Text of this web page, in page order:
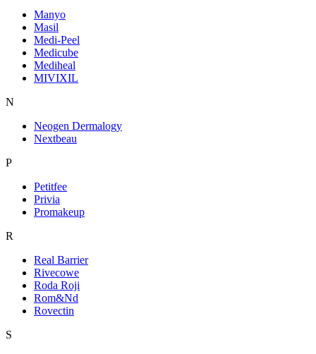
Manyo
Masil
Medi-Peel
Medicube
Mediheal
MIVIXIL
N
Neogen Dermalogy
Nextbeau
P
Petitfee
Privia
Promakeup
R
Real Barrier
Rivecowe
Roda Roji
Rom&Nd
Rovectin
S